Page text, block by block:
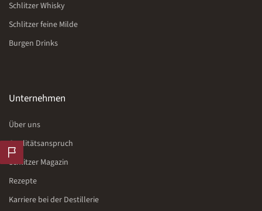
Schlitzer Whisky
Schlitzer feine Milde
Burgen Drinks
Unternehmen
Über uns
Qualitätsanspruch
Schlitzer Magazin
Rezepte
Karriere bei der Destillerie